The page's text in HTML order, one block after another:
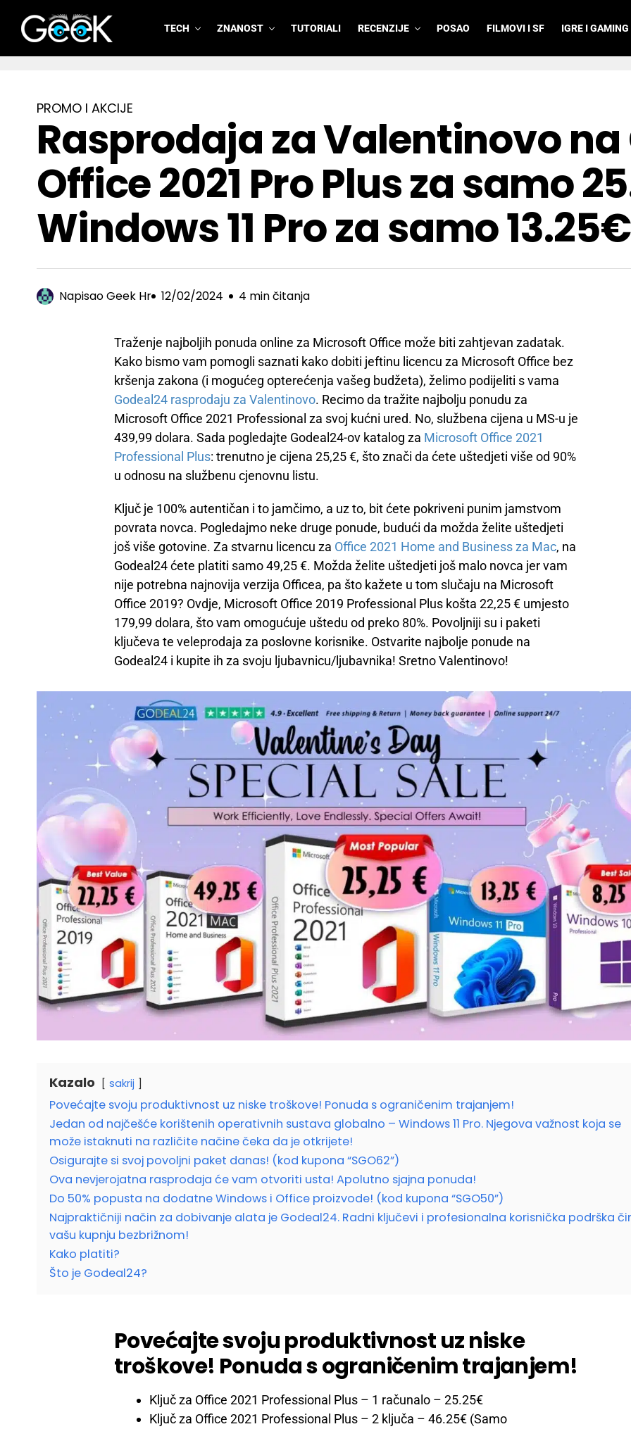
GeeK.hr
TECH ZNANOST TUTORIALI RECENZIJE POSAO FILMOVI I SF IGRE I GAMING
PROMO I AKCIJE
Rasprodaja za Valentinovo na
Office 2021 Pro Plus za samo
Windows 11 Pro za samo
NapisaoGeek Hr 12/02/2024 4 min čitanja
Traženje najboljih ponuda online za Microsoft Office može biti zahtjevan zadatak.
Kako bismo vam pomogli saznati kako dobiti jeftinu licencu za Microsoft Office bez
kršenja zakona (i mogućeg opterećenja vašeg budžeta), želimo podijeliti s vama
Godeal24 rasprodaju za Valentinovo. Recimo da tražite najbolju ponudu za
Microsoft Office 2021 Professional za svoj kućni ured. No, službena cijena u MS-u je
439,99 dolara. Sada pogledajte Godeal24-ov katalog za Microsoft Office 2021
Professional Plus: trenutno je cijena 25,25 €, što znači da ćete uštedjeti više od 90%
u odnosu na službenu cjenovnu listu.
Ključ je 100% autentičan i to jamčimo, a uz to, bit ćete pokriveni punim jamstvom
povrata novca. Pogledajmo neke druge ponude, budući da možda želite uštedjeti
još više gotovine. Za stvarnu licencu za Office 2021 Home and Business za Mac, na
Godeal24 ćete platiti samo 49,25 €. Možda želite uštedjeti još malo novca jer vam
nije potrebna najnovija verzija Officea, pa što kažete u tom slučaju na Microsoft
Office 2019? Ovdje, Microsoft Office 2019 Professional Plus košta 22,25 € umjesto
179,99 dolara, što vam omogućuje uštedu od preko 80%. Povoljniji su i paketi
ključeva te veleprodaja za poslovne korisnike. Ostvarite najbolje ponude na
Godeal24 i kupite ih za svoju ljubavnicu/ljubavnika! Sretno Valentinovo!
Kazalo sakrij
Povećajte svoju produktivnost uz niske troškove! Ponuda s ograničenim trajanjem!
Jedan od najčešće korištenih operativnih sustava globalno – Windows 11 Pro. Njegova važnost koja se
može istaknuti na različite načine čeka da je otkrijete!
Osigurajte si svoj povoljni paket danas! (kod kupona “SGO62”)
Ova nevjerojatna rasprodaja će vam otvoriti usta! Apolutno sjajna ponuda!
Do 50% popusta na dodatne Windows i Office proizvode! (kod kupona “SGO50”)
Najpraktičniji način za dobivanje alata je Godeal24. Radni ključevi i profesionalna korisnička podrška
vašu kupnju bezbrižnom!
Kako platiti?
Što je Godeal24?
Povećajte svoju produktivnost uz niske
troškove! Ponuda s ograničenim trajanjem!
Ključ za Office 2021 Professional Plus – 1 računalo – 25.25€
Ključ za Office 2021 Professional Plus – 2 ključa – 46.25€ (Samo